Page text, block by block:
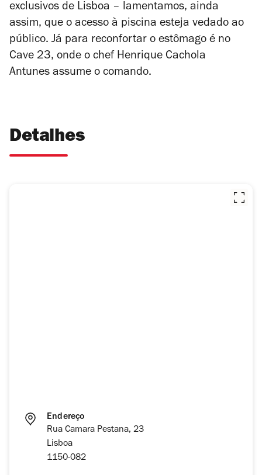
exclusivos de Lisboa – lamentamos, ainda
assim, que o acesso à piscina esteja vedado ao
público. Já para reconfortar o estômago é no
Cave 23, onde o chef Henrique Cachola
Antunes assume o comando.
Detalhes
Endereço
Rua Camara Pestana, 23
Lisboa
1150-082